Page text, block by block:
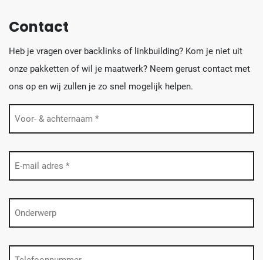
Contact
Heb je vragen over backlinks of linkbuilding? Kom je niet uit
onze pakketten of wil je maatwerk? Neem gerust contact met
ons op en wij zullen je zo snel mogelijk helpen.